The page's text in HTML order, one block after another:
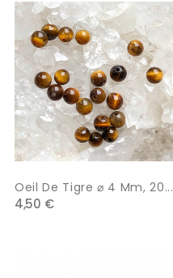
Oeil De Tigre ⌀ 4 Mm, 20...
4,50 €